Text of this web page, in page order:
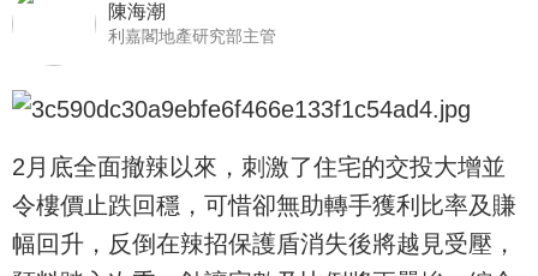
陳海潮
利嘉閣地產研究部主管
2月底全面撤辣以來，刺激了住宅的交投大增並
令樓價止跌回穩，可惜卻無助轉手獲利比率及賺
幅回升，反倒在辣招保護盾消失後將越見受壓，